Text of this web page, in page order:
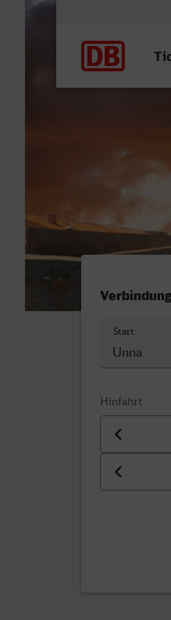
Unna -
Start
Hinfahrt
Datum der
Uhrzeit der